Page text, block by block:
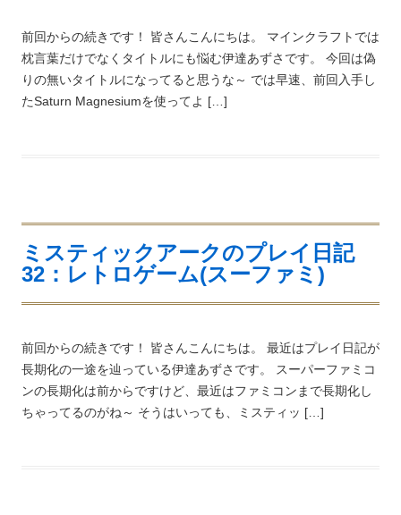
前回からの続きです！ 皆さんこんにちは。 マインクラフトでは
枕言葉だけでなくタイトルにも悩む伊達あずさです。 今回は偽
りの無いタイトルになってると思うな～ では早速、前回入手し
たSaturn Magnesiumを使ってよ […]
ミスティックアークのプレイ日記
32：レトロゲーム(スーファミ)
前回からの続きです！ 皆さんこんにちは。 最近はプレイ日記が
長期化の一途を辿っている伊達あずさです。 スーパーファミコ
ンの長期化は前からですけど、最近はファミコンまで長期化し
ちゃってるのがね～ そうはいっても、ミスティッ […]